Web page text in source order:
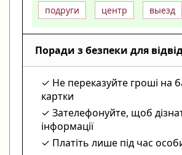
подруги
центр выезд
Поради з безпеки для
Не переказуйте гроші на
картки
Зателефонуйте, щоб
інформації
Платіть лише під час